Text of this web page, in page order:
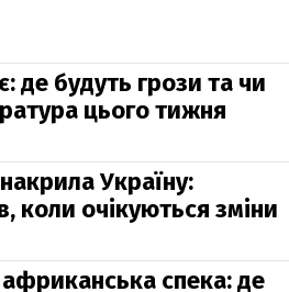
де будуть грози та чи
цього тижня
Україну:
коли очікуються зміни
спека: де